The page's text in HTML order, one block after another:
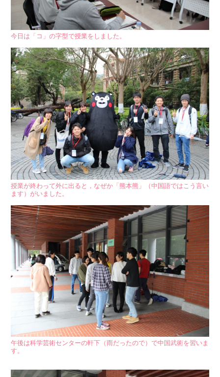
今日は「コ」の字型で授業をしました。
授業が終わって外に出ると，なぜか「熊本熊」（中国語ではこう言い
ます）がいました。
午後は科学芸術センターの軒下（雨だったので）で中国武術を習いま
す。